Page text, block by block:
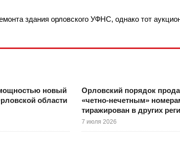
здания орловского УФНС, однако тот
новый
области
Орловский порядок
«четно-нечетным»
тиражирован в других
7 июля 2026